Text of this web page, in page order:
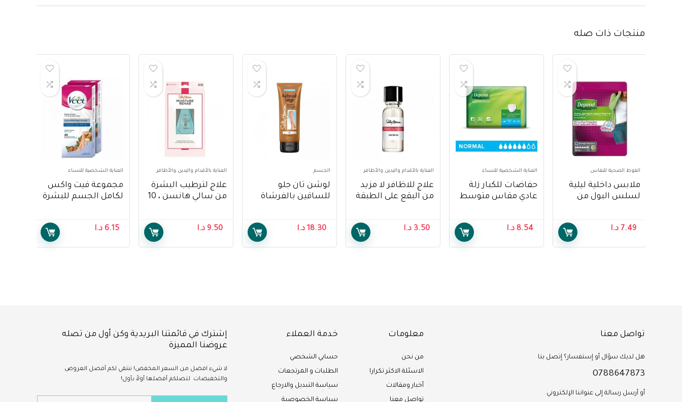
منتجات ذات صله
الفوط الصحية للنفاس
ملابس داخلية ليلية
لسلس البول من
Underwear Pnats For
7.49 د.ا
العناية الشخصية للنساء
حفاضات للكبار زلة
عادي مقاس متوسط
Adult Diapers Slip
Normal M 80-120
8.54 د.ا
العناية بالأقدام واليدين والأظافر
علاج للاظافر لا مزيد
من البقع على الطبقة
Hansen treatment
no more stains base
3.50 د.ا
الجسم
لوشن تان جلو
للساقين بالفرشاة
من 1 – Sally Hansen
Air Brush Legs Tan
18.30 د.ا
العناية بالأقدام واليدين والأظافر
علاج لترطيب البشرة
من سالي هانسن ، 10
Treatment, 10 ml
9.50 د.ا
العناية الشخصية للنساء
مجموعة فيت واكس
لكامل الجسم للبشرة
Body Waxing Kit for
Sensitive Skin – 20
6.15 د.ا
تواصل معنا
هل لديك سؤال أو إستفسار؟ إتصل بنا
0788647873
أو أرسل رسالة إلى عنواننا الإلكتروني
معلومات
من نحن
الاسئلة الاكثر تكرارا
أخبار ومقالات
تواصل معنا
خدمة العملاء
حسابي الشخصي
الطلبات و المرتجعات
سياسة التبديل والارجاع
سياسة الخصوصية
إشترك في قائمتنا البريدية وكن أول من تصله
عروضنا المميزة
لا شيء افضل من السعر المخفض! ننتقي لكم أفضل العروض
والتخفيضات لتصلكم أفضلها أولاً بأول!